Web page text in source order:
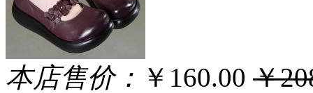
本店售价： ￥160.00 ￥